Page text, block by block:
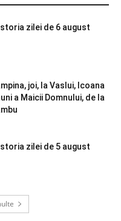
zilei de 6 august
joi, la Vaslui, Icoana
a Maicii Domnului, de la
zilei de 5 august